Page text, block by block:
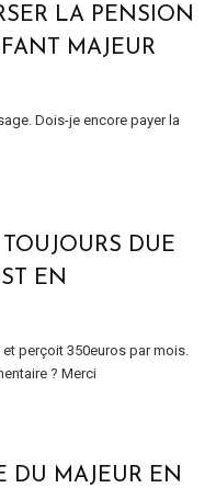
LA PENSION
MAJEUR
Dois-je encore payer la
DUE
EN
perçoit 350euros par mois.
? Merci
DU MAJEUR EN